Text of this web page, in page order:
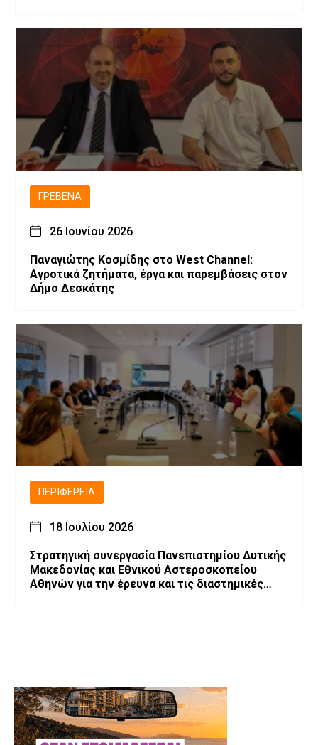
ΓΡΕΒΕΝΆ
26 Ιουνίου 2026
Παναγιώτης Κοσμίδης στο West Channel:
Αγροτικά ζητήματα, έργα και παρεμβάσεις στον
Δήμο Δεσκάτης
ΠΕΡΙΦΈΡΕΙΑ
18 Ιουλίου 2026
Στρατηγική συνεργασία Πανεπιστημίου Δυτικής
Μακεδονίας και Εθνικού Αστεροσκοπείου
Αθηνών για την έρευνα και τις διαστημικές